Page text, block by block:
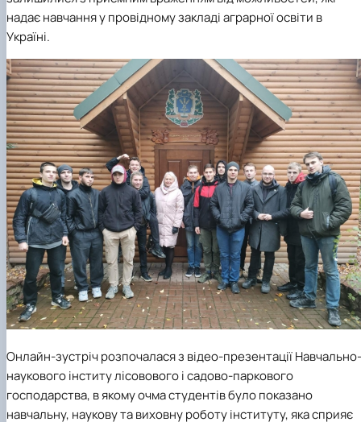
надає навчання у провідному закладі аграрної освіти в
Україні.
Онлайн-зустріч розпочалася з відео-презентації Навчально-
наукового інститу лісовового і садово-паркового
господарства, в якому очма студентів було показано
навчальну, наукову та виховну роботу інституту, яка сприяє